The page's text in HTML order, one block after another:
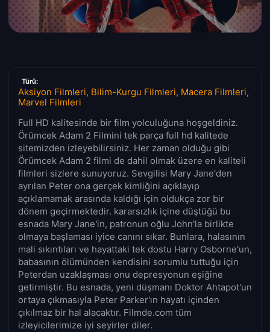
Türü:
Aksiyon Filmleri, Bilim-Kurgu Filmleri, Macera Filmleri,
Marvel Filmleri
Full HD kalitesinde bir film yolculuğuna hoşgeldiniz.
Örümcek Adam 2 Filmini tek parça full hd kalitede
sitemizden izleyebilirsiniz. Her zaman olduğu gibi
Örümcek Adam 2 filmi de dahil olmak üzere en kaliteli
filmleri sizlere sunuyoruz. Sevgilisi Mary Jane'den
ayrılan Peter ona gerçek kimliğini açıklayıp
açıklamamak arasında kaldığı için oldukça zor bir
dönem geçirmektedir. kararsızlık içine düştüğü bu
esnada Mary Jane'in, patronun oğlu John'la birlikte
olmaya başlaması iyice canını sıkar. Bunlara, halasının
mali sıkıntıları ve hayattaki tek dostu Harry Osborne'un,
babasının ölümünden kendisini sorumlu tuttuğu için
Peterdan uzaklaşması onu depresyonun eşiğine
getirmiştir. Bu esnada, yeni düşmanı Doktor Ahtapot'un
ortaya çıkmasıyla Peter Parker'ın hayatı içinden
çıkılmaz bir hal alacaktır. Filmde.com tüm
izleyicilerimize iyi seyirler diler.